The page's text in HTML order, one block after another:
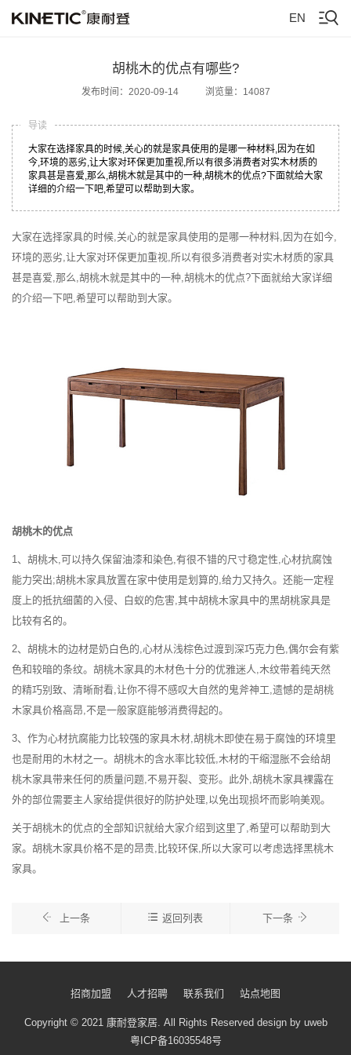
EN
胡桃木的优点有哪些?
发布时间：2020-09-14 浏览量：14087
导读
大家在选择家具的时候,关心的就是家具使用的是哪一种材料,因为在如
今,环境的恶劣,让大家对环保更加重视,所以有很多消费者对实木材质的
家具甚是喜爱,那么,胡桃木就是其中的一种,胡桃木的优点?下面就给大家
详细的介绍一下吧,希望可以帮助到大家。
大家在选择家具的时候,关心的就是家具使用的是哪一种材料,因为在如今,
环境的恶劣,让大家对环保更加重视,所以有很多消费者对实木材质的家具
甚是喜爱,那么,胡桃木就是其中的一种,胡桃木的优点?下面就给大家详细
的介绍一下吧,希望可以帮助到大家。
胡桃木的优点
1、胡桃木,可以持久保留油漆和染色,有很不错的尺寸稳定性,心材抗腐蚀
能力突出;胡桃木家具放置在家中使用是划算的,给力又持久。还能一定程
度上的抵抗细菌的入侵、白蚁的危害,其中胡桃木家具中的黑胡桃家具是
比较有名的。
2、胡桃木的边材是奶白色的,心材从浅棕色过渡到深巧克力色,偶尔会有紫
色和较暗的条纹。胡桃木家具的木材色十分的优雅迷人,木纹带着纯天然
的精巧别致、清晰耐看,让你不得不感叹大自然的鬼斧神工,遗憾的是胡桃
木家具价格高昂,不是一般家庭能够消费得起的。
3、作为心材抗腐能力比较强的家具木材,胡桃木即使在易于腐蚀的环境里
也是耐用的木材之一。胡桃木的含水率比较低,木材的干缩湿胀不会给胡
桃木家具带来任何的质量问题,不易开裂、变形。此外,胡桃木家具裸露在
外的部位需要主人家给提供很好的防护处理,以免出现损坏而影响美观。
关于胡桃木的优点的全部知识就给大家介绍到这里了,希望可以帮助到大
家。胡桃木家具价格不是的昂贵,比较环保,所以大家可以考虑选择黑桃木
家具。
上一条 返回列表 下一条
招商加盟 人才招聘 联系我们 站点地图
Copyright © 2021 康耐登家居. All Rights Reserved design by uweb
粤ICP备16035548号